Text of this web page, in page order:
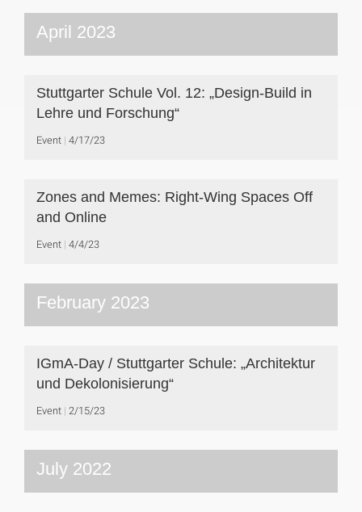
April 2023
Stuttgarter Schule Vol. 12: „Design-Build in
Lehre und Forschung“
Event 4/17/23
Zones and Memes: Right-Wing Spaces Off
and Online
Event 4/4/23
February 2023
IGmA-Day / Stuttgarter Schule: „Architektur
und Dekolonisierung“
Event 2/15/23
July 2022